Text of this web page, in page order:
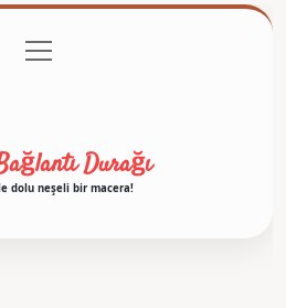
Politikası
menüyü
aç
Durağı
dolu neşeli bir macera!